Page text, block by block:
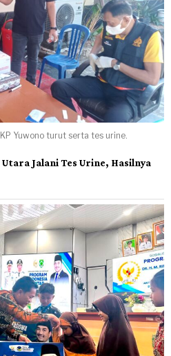
Yuwono turut serta tes urine.
Jalani Tes Urine, Hasilnya